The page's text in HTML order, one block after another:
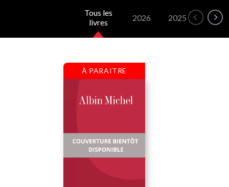
Tous les
livres
2026 2025 2024
À PARAITRE